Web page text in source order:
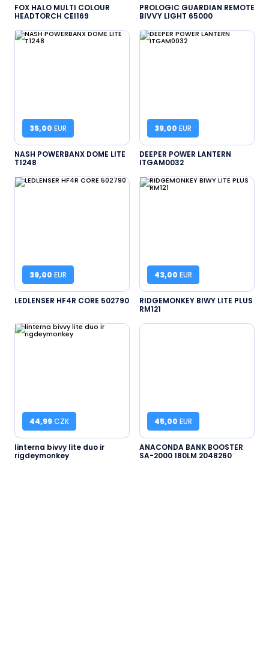
FOX HALO MULTI COLOUR
HEADTORCH CEI169
PROLOGIC GUARDIAN REMOTE
BIVVY LIGHT 65000
35,00 EUR
NASH POWERBANX DOME LITE
T1248
39,00 EUR
DEEPER POWER LANTERN
ITGAM0032
39,00 EUR
LEDLENSER HF4R CORE 502790
43,00 EUR
RIDGEMONKEY BIWY LITE PLUS
RM121
44,99CZK
linterna bivvy lite duo ir
rigdeymonkey
45,00 EUR
ANACONDA BANK BOOSTER
SA-2000 180LM 2048260